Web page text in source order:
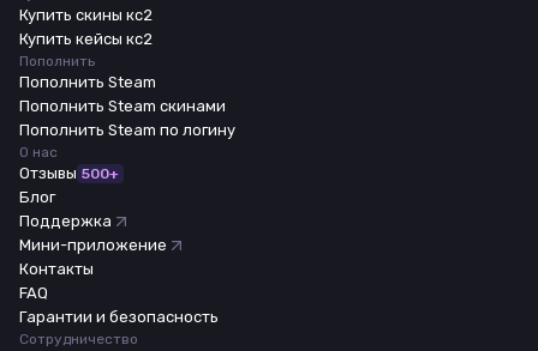
Купить скины кс2
Купить кейсы кс2
Пополнить
Пополнить Steam
Пополнить Steam скинами
Пополнить Steam по логину
О нас
Отзывы 500+
Блог
Поддержка
Мини-приложение
Контакты
FAQ
Гарантии и безопасность
Сотрудничество